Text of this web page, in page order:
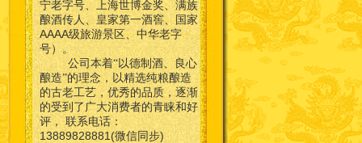
宁老字号、上海世博金奖、满族
酿酒传人、皇家第一酒窖、国家
AAAA级旅游景区、中华老字
号）。
公司本着“以德制酒、良心
酿造”的理念，以精选纯粮酿造
的古老工艺，优秀的品质，逐渐
的受到了广大消费者的青睐和好
评， 联系电话：
13889828881(微信同步)